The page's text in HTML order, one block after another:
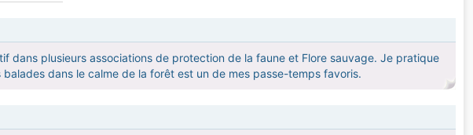
dans plusieurs associations de protection de la faune et Flore sauvage. Je pratique
dans le calme de la forêt est un de mes passe-temps favoris.